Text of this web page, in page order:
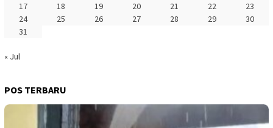
17
18 19 20 21 22
23
24
25 26 27 28 29
30
31
« Jul
POS TERBARU